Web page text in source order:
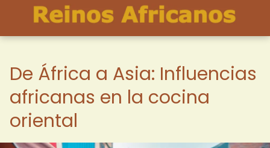
De África a Asia: Influencias
africanas en la cocina
oriental